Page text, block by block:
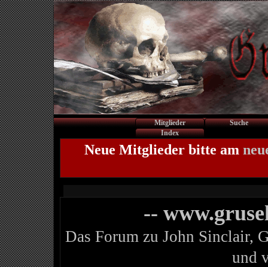
Mitglieder
Suche
Index
Neue Mitglieder bitte am
--
Das Forum zu John Sinclair,
und